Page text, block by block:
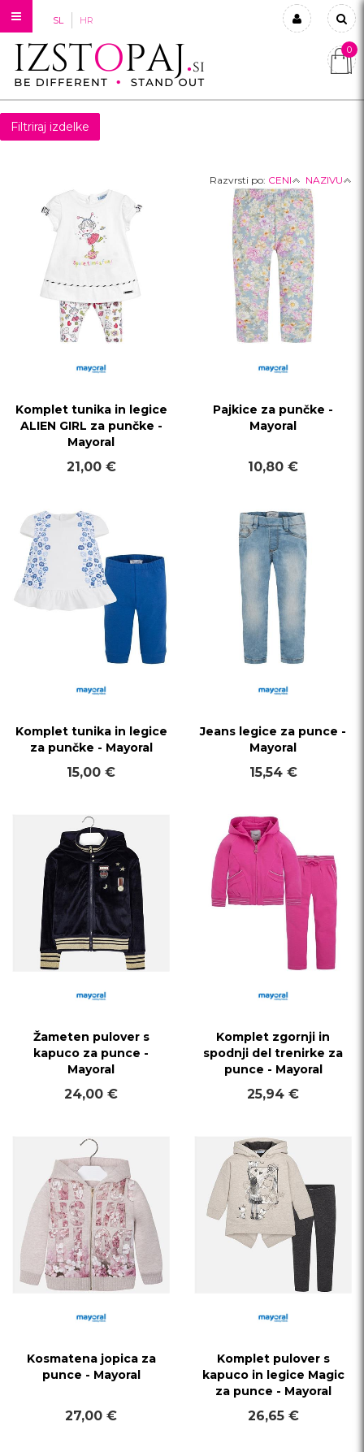
SL HR
Prijavi se
0
Filtriraj izdelke
Razvrsti po: CENI NAZIVU
Komplet tunika in legice
ALIEN GIRL za punčke -
Mayoral
21,00 €
Pajkice za punčke -
Mayoral
10,80 €
Komplet tunika in legice
za punčke - Mayoral
15,00 €
Jeans legice za punce -
Mayoral
15,54 €
Žameten pulover s
kapuco za punce -
Mayoral
24,00 €
Komplet zgornji in
spodnji del trenirke za
punce - Mayoral
25,94 €
Kosmatena jopica za
punce - Mayoral
27,00 €
Komplet pulover s
kapuco in legice Magic
za punce - Mayoral
26,65 €